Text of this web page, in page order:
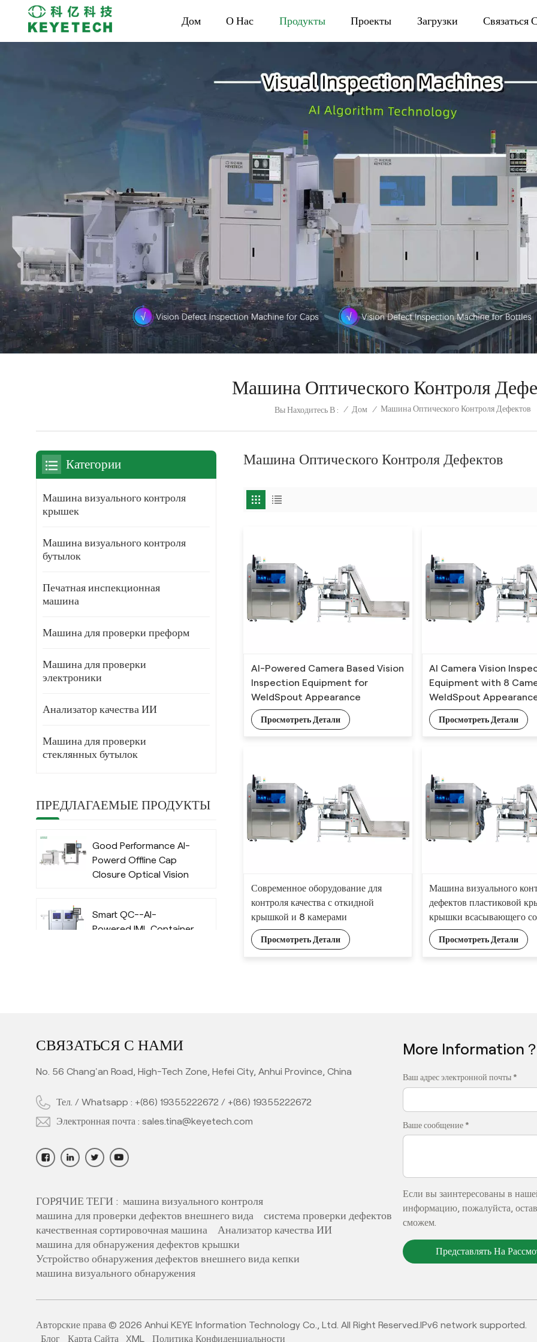
Дом О Нас Продукты Проекты Загрузки Связаться
Машина Оптического Контроля
Вы Находитесь В : / Дом / Машина Оптического Контроля Дефектов
Машина Оптического Контроля Дефектов
AI-Powered Camera Based Vision
Inspection Equipment for
WeldSpout Appearance
Detection with Deep Learning
Algorithm
Просмотреть Детали
AI Camera Vision
Equipment with 8
WeldSpout
Detection
Просмотреть Детали
Современное оборудование для
контроля качества с откидной
крышкой и 8 камерами
Просмотреть Детали
Машина визуального
дефектов пластиковой
крышки всасывающего
Просмотреть Детали
Категории
Машина визуального контроля
крышек
Машина визуального контроля
бутылок
Печатная инспекционная
машина
Машина для проверки преформ
Машина для проверки
электроники
Анализатор качества ИИ
Машина для проверки
стеклянных бутылок
ПРЕДЛАГАЕМЫЕ ПРОДУКТЫ
Good Performance AI-
Powerd Offline Cap
Closure Optical Vision
Algorithm
Smart QC--AI-
Powered IML Container
Full Automatic Inline
PET Bottle Quality
Technology
High Performance Inline
Inspector with Deep
Learning Algorithm
Cup&Container
Inspection System
with The Most
Advance AI
Technology
High Speed Offline
Camera Vision
Closure Cap Detection
Algorithm
The Latest Full
СВЯЗАТЬСЯ С НАМИ
No. 56 Chang'an Road, High-Tech Zone, Hefei City, Anhui Province, China
Тел. / Whatsapp : +(86) 19355222672 / +(86) 19355222672
Электронная почта :sales.tina@keyetech.com
ГОРЯЧИЕ ТЕГИ : машина визуального контроля
машина для проверки дефектов внешнего вида
система проверки дефектов
качественная сортировочная машина
Анализатор качества ИИ
машина для обнаружения дефектов крышки
Устройство обнаружения дефектов внешнего вида кепки
машина визуального обнаружения
More Information
Ваш адрес электронной почты *
Ваше сообщение *
Если вы заинтересованы в
информацию, пожалуйста,
сможем.
Представлять На
Авторские права © 2026 Anhui KEYE Information Technology Co., Ltd. All Right Reserved. IPv6 network supported.
Блог
Карта Сайта XML Политика Конфиденциальности